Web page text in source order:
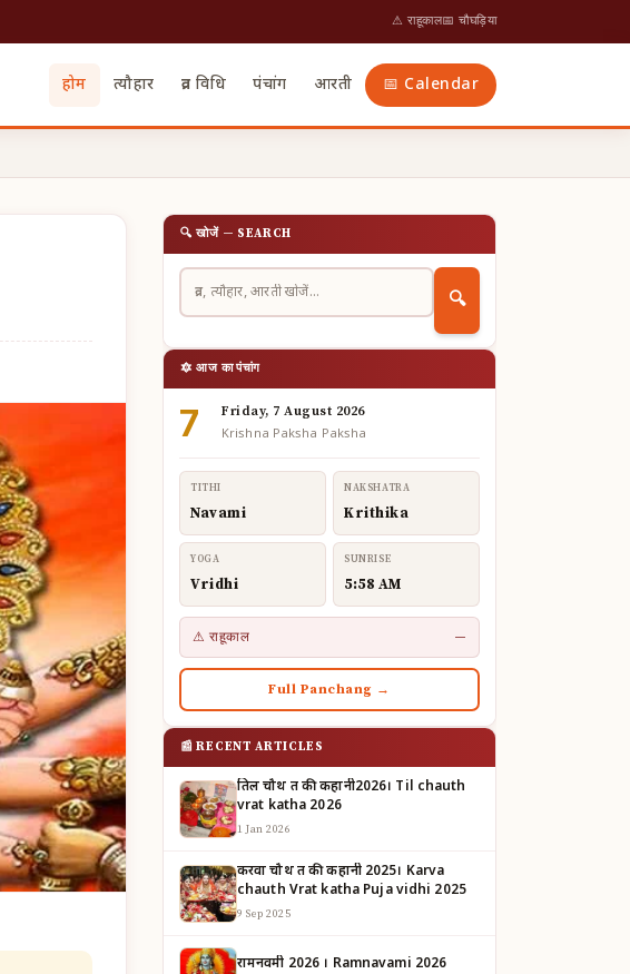
⚠ राहूकाल📅 चौघड़िया
होम त्यौहार व्रत विधि पंचांग आरती 📅 Calendar
🔍 खोजें — SEARCH
🔍
🔯 आज का पंचांग
7 Friday, 7 August 2026
Krishna Paksha Paksha
TITHI
Navami
NAKSHATRA
Krithika
YOGA
Vridhi
SUNRISE
5:58 AM
⚠ राहूकाल —
Full Panchang →
📰 RECENT ARTICLES
तिल चौथ व्रत की कहानी2026। Til chauth
vrat katha 2026
1 Jan 2026
करवा चौथ व्रत की कहानी 2025। Karva
chauth Vrat katha Puja vidhi 2025
9 Sep 2025
रामनवमी 2026 । Ramnavami 2026